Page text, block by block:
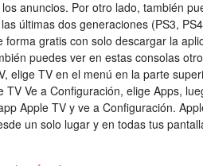
anuncios. Por otro lado, también
últimas dos generaciones (PS3,
gratis con solo descargar la
puedes ver en estas consolas
elige TV en el menú en la parte
Ve a Configuración, elige Apps,
Apple TV y ve a Configuración.
un solo lugar y en todas tus